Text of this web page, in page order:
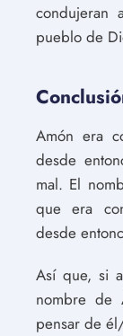
condujeran
pueblo de
Amón era
desde
mal. El
que era
desde
Así que, si
nombre de
pensar de